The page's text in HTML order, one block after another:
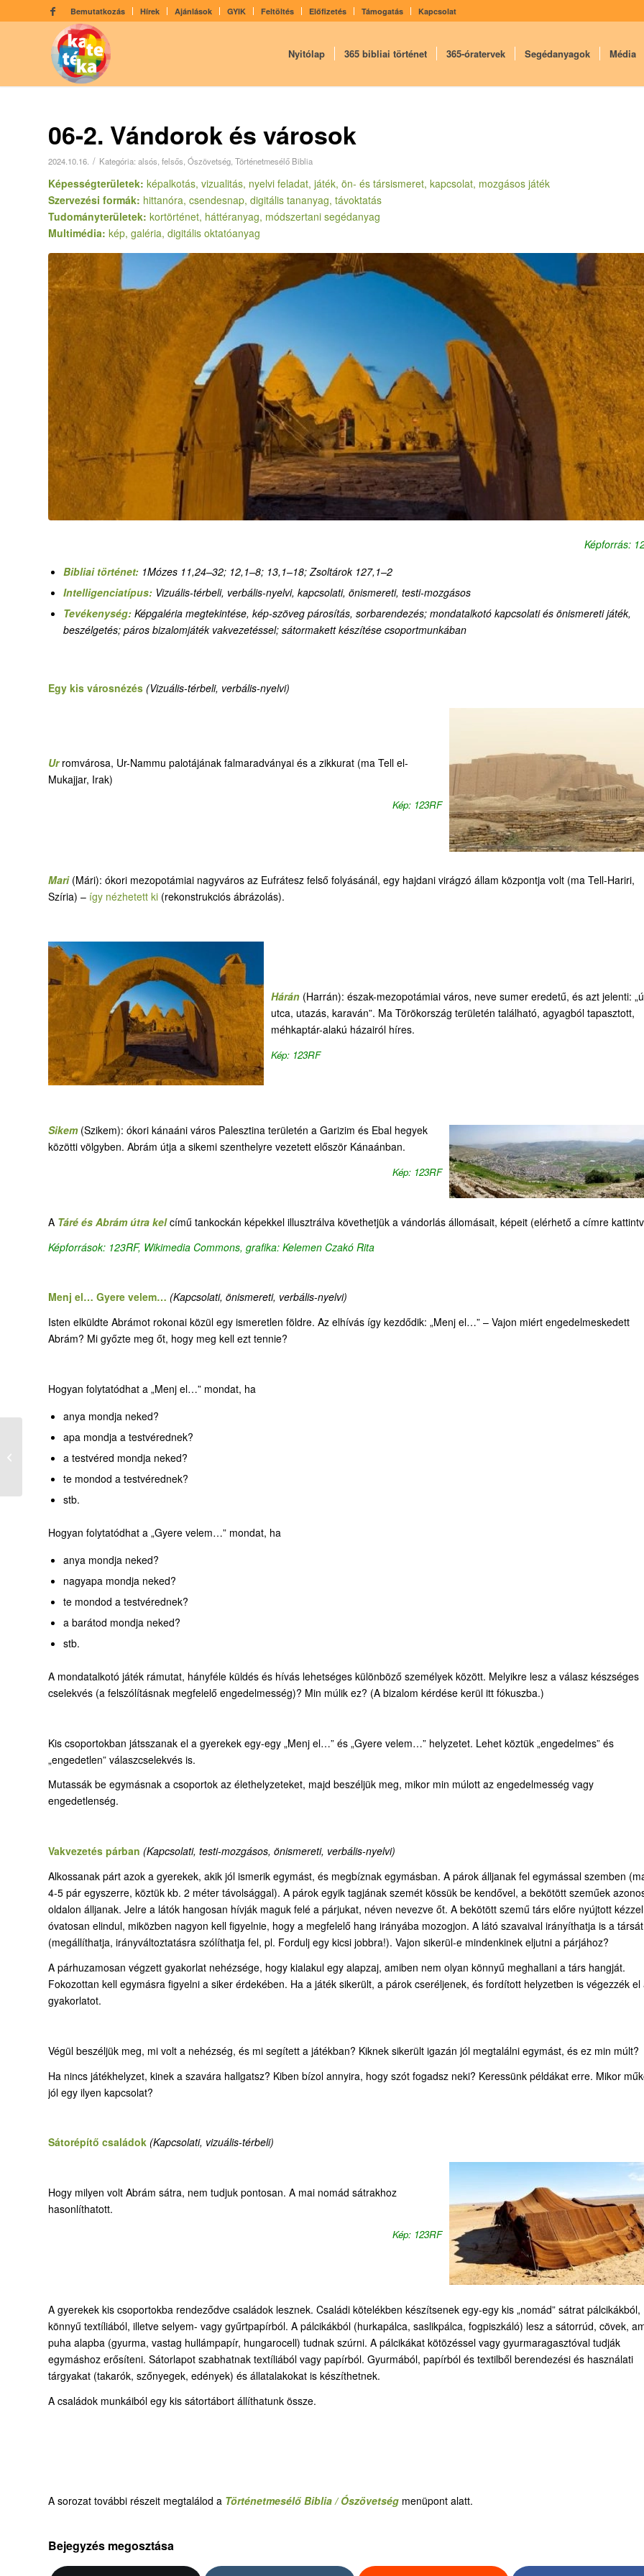
Bemutatkozás Hírek Ajánlások GYIK Feltöltés Előfizetés Támogatás Kapcsolat
Nyitólap 365 bibliai történet 365-óratervek Segédanyagok Média
06-2. Vándorok és városok
2024.10.16. / Kategória: alsós felsős Ószövetség Történetmesélő Biblia
Képességterületek: képalkotás, vizualitás, nyelvi feladat, játék, ön- és társismeret, kapcsolat, mozgásos játék
Szervezési formák: hittanóra, csendesnap, digitális tananyag, távoktatás
Tudományterületek: kortörténet, háttéranyag, módszertani segédanyag
Multimédia: kép, galéria, digitális oktatóanyag
Képforrás:
Bibliai történet: 1Mózes 11,24–32; 12,1–8; 13,1–18; Zsoltárok 127,1–2
Intelligenciatípus: Vizuális-térbeli, verbális-nyelvi, kapcsolati, önismereti, testi-mozgásos
Tevékenység: Képgaléria megtekintése, kép-szöveg párosítás, sorbarendezés; mondatalkotó kapcsolati és önismereti játék,
beszélgetés; páros bizalomjáték vakvezetéssel; sátormakett készítése csoportmunkában
Egy kis városnézés (Vizuális-térbeli, verbális-nyelvi)
Urromvárosa, Ur-Nammu palotájának falmaradványai és a zikkurat (ma Tell el-
Mukajjar, Irak)
Kép: 123RF
Mari (Mári): ókori mezopotámiai nagyváros az Eufrátesz felső folyásánál, egy hajdani virágzó állam központja volt (ma Tell-Hariri,
Szíria) – így nézhetett ki (rekonstrukciós ábrázolás).
Hárán (Harrán): észak-mezopotámiai város, neve sumer eredetű, és azt jelenti:
utca, utazás, karaván”. Ma Törökország területén található, agyagból tapasztott,
méhkaptár-alakú házairól híres.
Kép: 123RF
Sikem(Szikem): ókori kánaáni város Palesztina területén a Garizim és Ebal hegyek
közötti völgyben. Abrám útja a sikemi szenthelyre vezetett először Kánaánban.
Kép: 123RF
A Táré és Abrám útra kelcímű tankockán képekkel illusztrálva követhetjük a vándorlás állomásait, képeit (elérhető a címre
Képforrások: 123RF, Wikimedia Commons, grafika: Kelemen Czakó Rita
Menj el… Gyere velem… (Kapcsolati, önismereti, verbális-nyelvi)
Isten elküldte Abrámot rokonai közül egy ismeretlen földre. Az elhívás így kezdődik: „Menj el…” – Vajon miért engedelmeskedett
Abrám? Mi győzte meg őt, hogy meg kell ezt tennie?
Hogyan folytatódhat a „Menj el…” mondat, ha
anya mondja neked?
apa mondja a testvérednek?
a testvéred mondja neked?
te mondod a testvérednek?
stb.
Hogyan folytatódhat a „Gyere velem…” mondat, ha
anya mondja neked?
nagyapa mondja neked?
te mondod a testvérednek?
a barátod mondja neked?
stb.
A mondatalkotó játék rámutat, hányféle küldés és hívás lehetséges különböző személyek között. Melyikre lesz a válasz készséges
cselekvés (a felszólításnak megfelelő engedelmesség)? Min múlik ez? (A bizalom kérdése kerül itt fókuszba.)
Kis csoportokban játsszanak el a gyerekek egy-egy „Menj el…” és „Gyere velem…” helyzetet. Lehet köztük „engedelmes” és
„engedetlen” válaszcselekvés is.
Mutassák be egymásnak a csoportok az élethelyzeteket, majd beszéljük meg, mikor min múlott az engedelmesség vagy
engedetlenség.
Vakvezetés párban (Kapcsolati, testi-mozgásos, önismereti, verbális-nyelvi)
Alkossanak párt azok a gyerekek, akik jól ismerik egymást, és megbíznak egymásban. A párok álljanak fel egymással szemben
4-5 pár egyszerre, köztük kb. 2 méter távolsággal). A párok egyik tagjának szemét kössük be kendővel, a bekötött szeműek
oldalon álljanak. Jelre a látók hangosan hívják maguk felé a párjukat, néven nevezve őt. A bekötött szemű társ előre nyújtott kézzel
óvatosan elindul, miközben nagyon kell figyelnie, hogy a megfelelő hang irányába mozogjon. A látó szavaival irányíthatja is a társát
(megállíthatja, irányváltoztatásra szólíthatja fel, pl. Fordulj egy kicsi jobbra!). Vajon sikerül-e mindenkinek eljutni a párjához?
A párhuzamosan végzett gyakorlat nehézsége, hogy kialakul egy alapzaj, amiben nem olyan könnyű meghallani a társ hangját.
Fokozottan kell egymásra figyelni a siker érdekében. Ha a játék sikerült, a párok cseréljenek, és fordított helyzetben is végezzék el
gyakorlatot.
Végül beszéljük meg, mi volt a nehézség, és mi segített a játékban? Kiknek sikerült igazán jól megtalálni egymást, és ez min múlt?
Ha nincs játékhelyzet, kinek a szavára hallgatsz? Kiben bízol annyira, hogy szót fogadsz neki? Keressünk példákat erre. Mikor
jól egy ilyen kapcsolat?
Sátorépítő családok (Kapcsolati, vizuális-térbeli)
Hogy milyen volt Abrám sátra, nem tudjuk pontosan. A mai nomád sátrakhoz
hasonlíthatott.
Kép: 123RF
A gyerekek kis csoportokba rendeződve családok lesznek. Családi kötelékben készítsenek egy-egy kis „nomád” sátrat pálcikákból,
könnyű textíliából, illetve selyem- vagy gyűrtpapírból. A pálcikákból (hurkapálca, saslikpálca, fogpiszkáló) lesz a sátorrúd, cövek,
puha alapba (gyurma, vastag hullámpapír, hungarocell) tudnak szúrni. A pálcikákat kötözéssel vagy gyurmaragasztóval tudják
egymáshoz erősíteni. Sátorlapot szabhatnak textíliából vagy papírból. Gyurmából, papírból és textilből berendezési és használati
tárgyakat (takarók, szőnyegek, edények) és állatalakokat is készíthetnek.
A családok munkáiból egy kis sátortábort állíthatunk össze.
A sorozat további részeit megtalálod a Történetmesélő Biblia / Ószövetség menüpont alatt.
Bejegyzés megosztása
A felszított kívánság